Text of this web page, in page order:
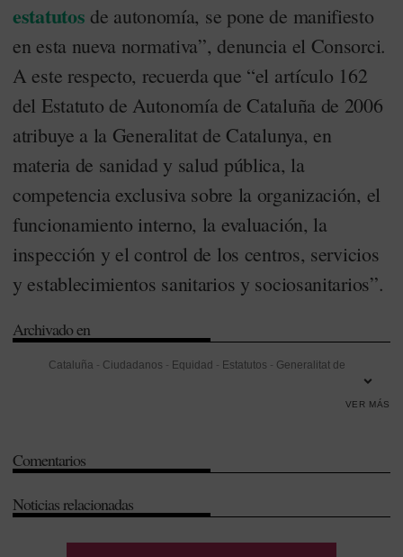
estatutos de autonomía, se pone de manifiesto
en esta nueva normativa”, denuncia el Consorci.
A este respecto, recuerda que “el artículo 162
del Estatuto de Autonomía de Cataluña de 2006
atribuye a la Generalitat de Catalunya, en
materia de sanidad y salud pública, la
competencia exclusiva sobre la organización, el
funcionamiento interno, la evaluación, la
inspección y el control de los centros, servicios
y establecimientos sanitarios y sociosanitarios”.
Archivado en
Cataluña - Ciudadanos - Equidad - Estatutos - Generalitat de
VER MÁS
Comentarios
Noticias relacionadas